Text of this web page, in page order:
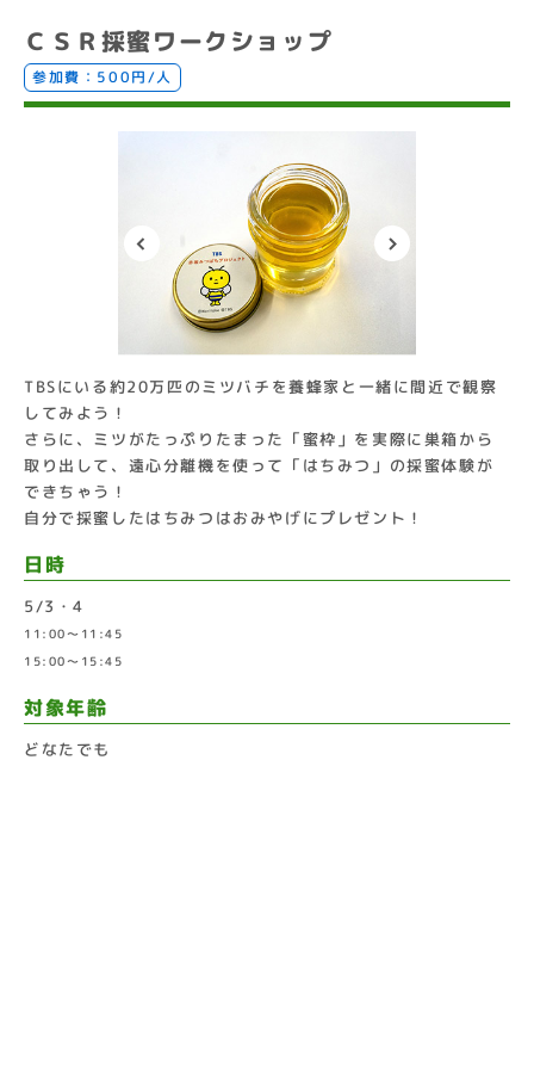
ＣＳＲ採蜜ワークショップ
参加費：500円/人
TBSにいる約20万匹のミツバチを養蜂家と一緒に間近で観察
してみよう！
さらに、ミツがたっぷりたまった「蜜枠」を実際に巣箱から
取り出して、遠心分離機を使って「はちみつ」の採蜜体験が
できちゃう！
自分で採蜜したはちみつはおみやげにプレゼント！
日時
5/3・4
11:00～11:45
15:00～15:45
対象年齢
どなたでも